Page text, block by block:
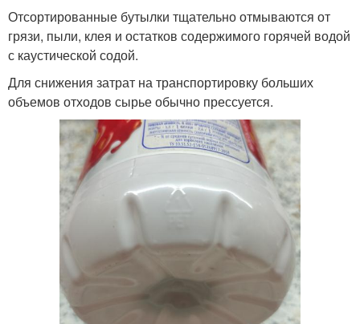
Отсортированные бутылки тщательно отмываются от
грязи, пыли, клея и остатков содержимого горячей водой
с каустической содой.
Для снижения затрат на транспортировку больших
объемов отходов сырье обычно прессуется.